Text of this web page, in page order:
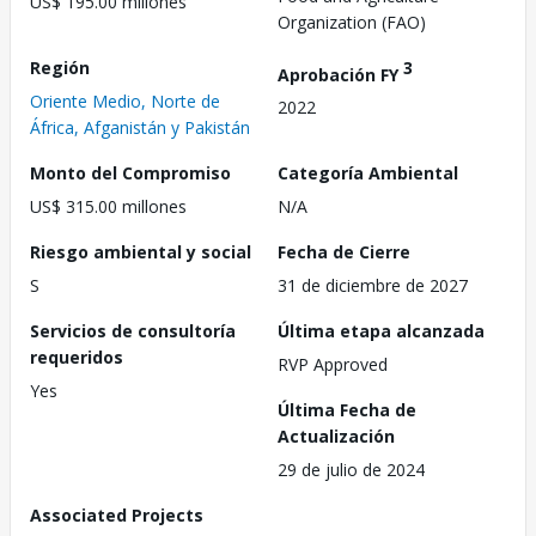
Organization (FAO)
Región
Oriente Medio, Norte de
África, Afganistán y Pakistán
Aprobación FY3
2022
Monto del Compromiso
US$ 315.00 millones
Categoría Ambiental
N/A
Riesgo ambiental y social
S
Fecha de Cierre
31 de diciembre de 2027
Servicios de consultoría
requeridos
Yes
Última etapa alcanzada
RVP Approved
Última Fecha de
Actualización
29 de julio de 2024
Associated Projects